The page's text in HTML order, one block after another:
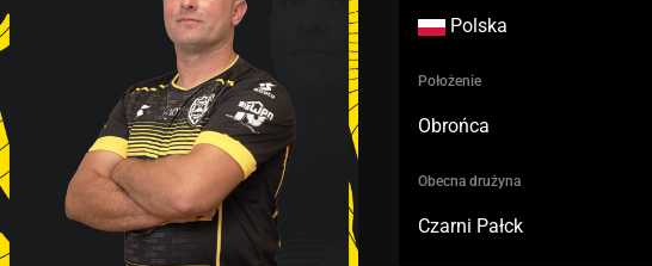
Polska
Położenie
Obrońca
Obecna drużyna
Czarni Pałck